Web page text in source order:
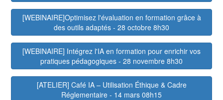
[WEBINAIRE]Optimisez l'évaluation en formation grâce à
des outils adaptés - 28 octobre 8h30
[WEBINAIRE] Intégrez l'IA en formation pour enrichir vos
pratiques pédagogiques - 28 novembre 8h30
[ATELIER] Café IA – Utilisation Éthique & Cadre
Réglementaire - 14 mars 08h15